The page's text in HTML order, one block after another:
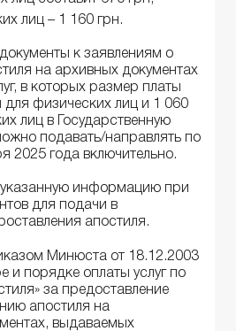
лиц – 1 160 грн.
к заявлениям о
на архивных документах
в которых размер платы
для физических лиц и 1 060
лиц в Государственную
подавать/направлять по
2025 года включительно.
указанную информацию при
для подачи в
апостиля.
Минюста от 18.12.2003
и порядке оплаты услуг по
за предоставление
апостиля на
выдаваемых